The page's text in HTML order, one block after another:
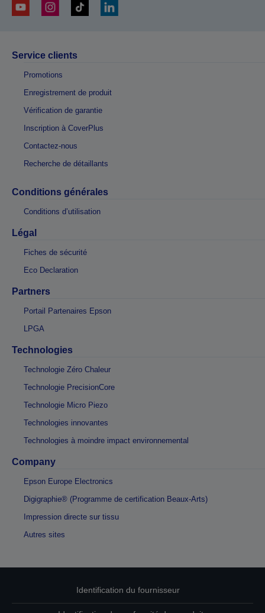
Service clients
Promotions
Enregistrement de produit
Vérification de garantie
Inscription à CoverPlus
Contactez-nous
Recherche de détaillants
Conditions générales
Conditions d’utilisation
Légal
Fiches de sécurité
Eco Declaration
Partners
Portail Partenaires Epson
LPGA
Technologies
Technologie Zéro Chaleur
Technologie PrecisionCore
Technologie Micro Piezo
Technologies innovantes
Technologies à moindre impact environnemental
Company
Epson Europe Electronics
Digigraphie® (Programme de certification Beaux-Arts)
Impression directe sur tissu
Autres sites
Identification du fournisseur